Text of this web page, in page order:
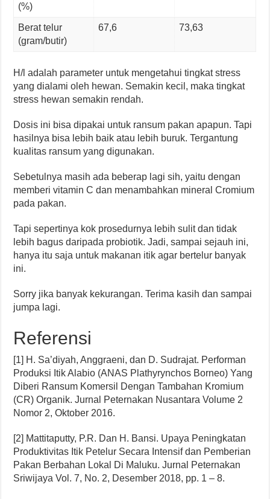
(%)
Berat telur
(gram/butir)
67,6 73,63
H/l adalah parameter untuk mengetahui tingkat stress
yang dialami oleh hewan. Semakin kecil, maka tingkat
stress hewan semakin rendah.
Dosis ini bisa dipakai untuk ransum pakan apapun. Tapi
hasilnya bisa lebih baik atau lebih buruk. Tergantung
kualitas ransum yang digunakan.
Sebetulnya masih ada beberap lagi sih, yaitu dengan
memberi vitamin C dan menambahkan mineral Cromium
pada pakan.
Tapi sepertinya kok prosedurnya lebih sulit dan tidak
lebih bagus daripada probiotik. Jadi, sampai sejauh ini,
hanya itu saja untuk makanan itik agar bertelur banyak
ini.
Sorry jika banyak kekurangan. Terima kasih dan sampai
jumpa lagi.
Referensi
[1] H. Sa’diyah, Anggraeni, dan D. Sudrajat. Performan
Produksi Itik Alabio (ANAS Plathyrynchos Borneo) Yang
Diberi Ransum Komersil Dengan Tambahan Kromium
(CR) Organik. Jurnal Peternakan Nusantara Volume 2
Nomor 2, Oktober 2016.
[2] Mattitaputty, P.R. Dan H. Bansi. Upaya Peningkatan
Produktivitas Itik Petelur Secara Intensif dan Pemberian
Pakan Berbahan Lokal Di Maluku. Jurnal Peternakan
Sriwijaya Vol. 7, No. 2, Desember 2018, pp. 1 – 8.